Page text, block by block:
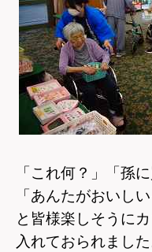
「これ何？」「孫
「あんたがおいし
と皆様楽しそうに
入れておられました